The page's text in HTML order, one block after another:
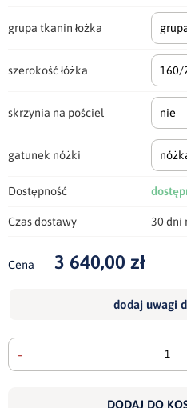
grupa tkanin łożka
szerokość łóżka 160/
skrzynia na pościel nie
gatunek nóżki
Dostępność
Czas dostawy 30 dni
Cena 3 640,00 zł
dodaj uwagi
-
DODAJ DO